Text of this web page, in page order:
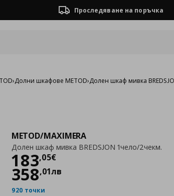
Проследяване на поръчка
›Долни шкафове METOD›Долен шкаф мивка
METOD/MAXIMERA
Долен шкаф мивка BREDSJON 1чело/2чекм.
183,05€
Цена
358,01лв
920 точки